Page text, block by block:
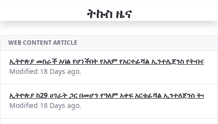
ትኩስ ዜና
WEB CONTENT ARTICLE
ኢትዮጵያ መስራች አባል የሆነችበት የአለም የአርተፊሻል ኢንተሊጀንስ የትብብር
Modified 18 Days ago.
ኢትዮጵያ ከ29 ሀገራት ጋር በመሆን የዓለም አቀፍ አርቴፊሻል ኢንተለጀንስ
Modified 18 Days ago.